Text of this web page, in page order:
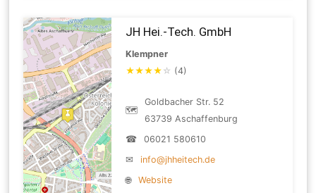
JH Hei.-Tech. GmbH
Klempner
★★★★ ☆ (4)
🗺
Goldbacher Str. 52
63739 Aschaffenburg
☎
06021 580610
✉
info@jhheitech.de
🌐
Website